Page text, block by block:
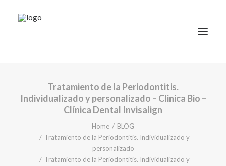
TRATAMIENTOS
LA CLÍNICA
Tratamiento de la Periodontitis.
Individualizado y personalizado – Clinica Bio –
Clínica Dental Invisalign
Home
BLOG
Tratamiento de la Periodontitis. Individualizado y
personalizado
Tratamiento de la Periodontitis. Individualizado y